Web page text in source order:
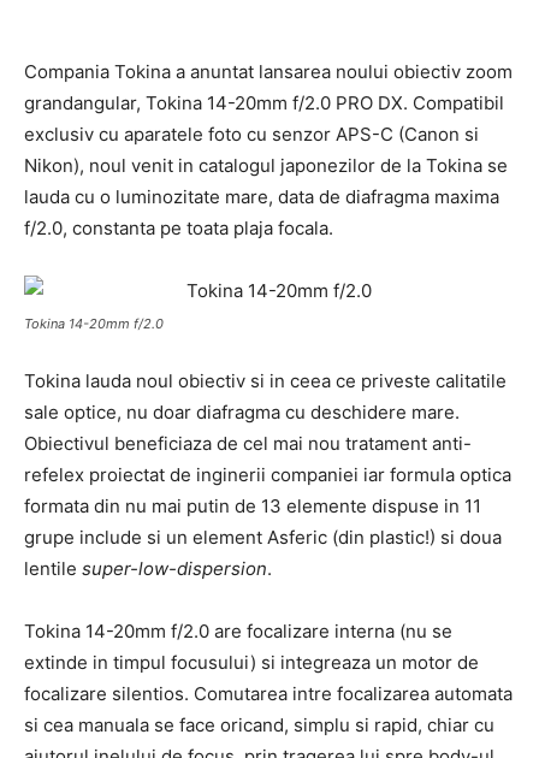
Compania Tokina a anuntat lansarea noului obiectiv zoom
grandangular, Tokina 14-20mm f/2.0 PRO DX. Compatibil
exclusiv cu aparatele foto cu senzor APS-C (Canon si
Nikon), noul venit in catalogul japonezilor de la Tokina se
lauda cu o luminozitate mare, data de diafragma maxima
f/2.0, constanta pe toata plaja focala.
Tokina 14-20mm f/2.0
Tokina lauda noul obiectiv si in ceea ce priveste calitatile
sale optice, nu doar diafragma cu deschidere mare.
Obiectivul beneficiaza de cel mai nou tratament anti-
refelex proiectat de inginerii companiei iar formula optica
formata din nu mai putin de 13 elemente dispuse in 11
grupe include si un element Asferic (din plastic!) si doua
lentile super-low-dispersion.
Tokina 14-20mm f/2.0 are focalizare interna (nu se
extinde in timpul focusului) si integreaza un motor de
focalizare silentios. Comutarea intre focalizarea automata
si cea manuala se face oricand, simplu si rapid, chiar cu